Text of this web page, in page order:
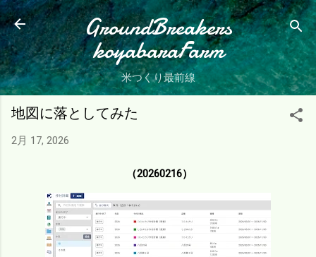
スキップしてメイン コンテンツに移動
GroundBreakers
koyabaraFarm
米つくり最前線
地図に落としてみた
2月 17, 2026
（20260216）